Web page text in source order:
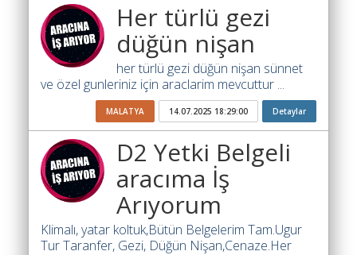
Her türlü gezi
düğün nişan
her türlü gezi düğün nişan sünnet
ve özel gunleriniz için araclarim mevcuttur ...
MALATYA 14.07.2025 18:29:00 Detaylar
D2 Yetki Belgeli
aracıma İş
Arıyorum
Klimalı, yatar koltuk,Bütün Belgelerim Tam.Ugur
Tur Taranfer, Gezi, Düğün Nişan,Cenaze.Her